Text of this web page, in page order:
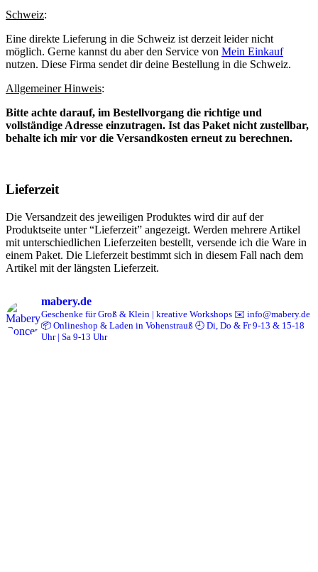
Schweiz:
Eine direkte Lieferung in die Schweiz ist derzeit leider nicht
möglich. Gerne kannst du aber den Service von Mein Einkauf
nutzen. Diese Firma sendet dir deine Bestellung in die Schweiz.
Allgemeiner Hinweis:
Bitte achte darauf, im Bestellvorgang die richtige und
vollständige Adresse einzutragen. Ist das Paket nicht zustellbar,
behalte ich mir vor die Versandkosten erneut zu berechnen.
Lieferzeit
Die Versandzeit des jeweiligen Produktes wird dir auf der
Produktseite unter “Lieferzeit” angezeigt. Werden mehrere Artikel
mit unterschiedlichen Lieferzeiten bestellt, versende ich die Ware in
einem Paket. Die Lieferzeit bestimmt sich in diesem Fall nach dem
Artikel mit der längsten Lieferzeit.
mabery.de
Geschenke für Groß & Klein | kreative Workshops ✉️ info@mabery.de
📦 Onlineshop & Laden in Vohenstrauß 🕘 Di, Do & Fr 9-13 & 15-18
Uhr | Sa 9-13 Uhr